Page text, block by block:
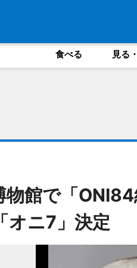
食べる 見る
物館で「
オニ7」決定